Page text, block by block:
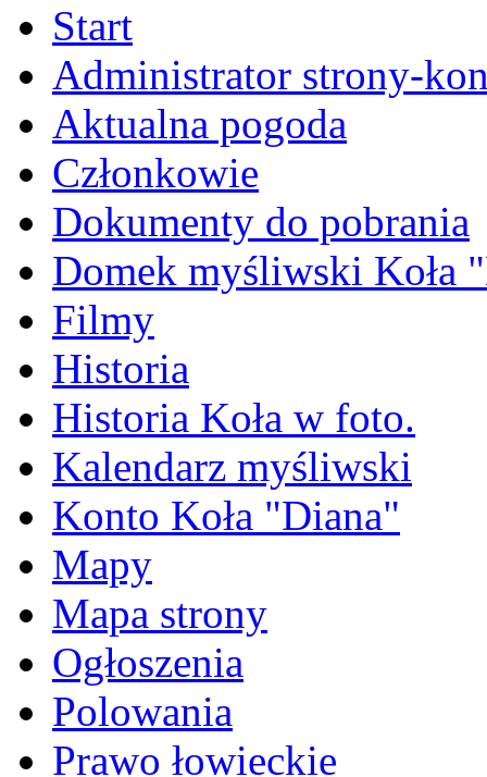
Start
Administrator strony-
Aktualna pogoda
Członkowie
Dokumenty do pobrania
Domek myśliwski Koła
Filmy
Historia
Historia Koła w foto.
Kalendarz myśliwski
Konto Koła "Diana"
Mapy
Mapa strony
Ogłoszenia
Polowania
Prawo łowieckie